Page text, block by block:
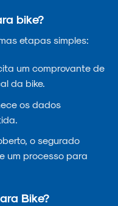
bike?
etapas simples:
um comprovante de
da bike.
os dados
o segurado
um processo para
Bike?